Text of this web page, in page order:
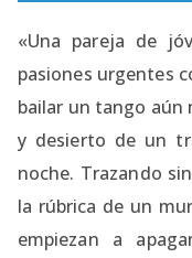
«Una pareja de
pasiones urgentes
bailar un tango aún
y desierto de un
noche. Trazando
la rúbrica de un
empiezan a